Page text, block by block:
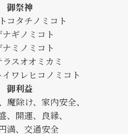
御祭神
コタチノミコト
ナギノミコト
ナミノミコト
スオオミカミ
ワレヒコノミコト
御利益
魔除け、家内安全、
、開運、良縁、
満、交通安全